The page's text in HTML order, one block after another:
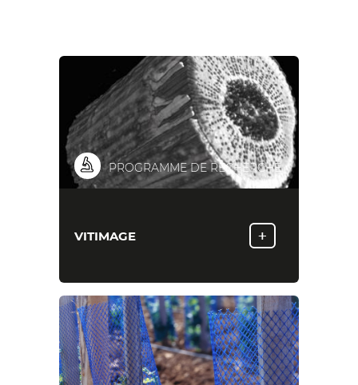
PROGRAMME DE RECHERCHE
VITIMAGE +